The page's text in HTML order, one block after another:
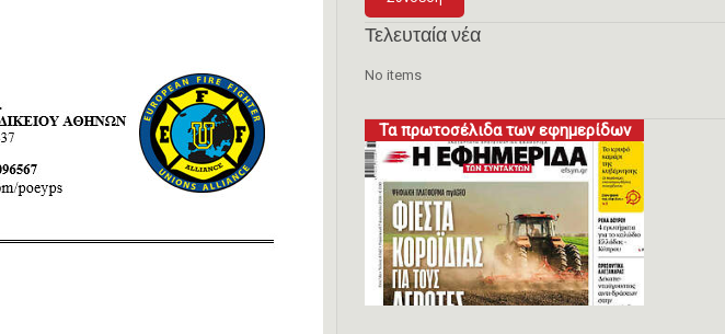
Τελευταία νέα
No items
Τα πρωτοσέλιδα των εφημερίδων